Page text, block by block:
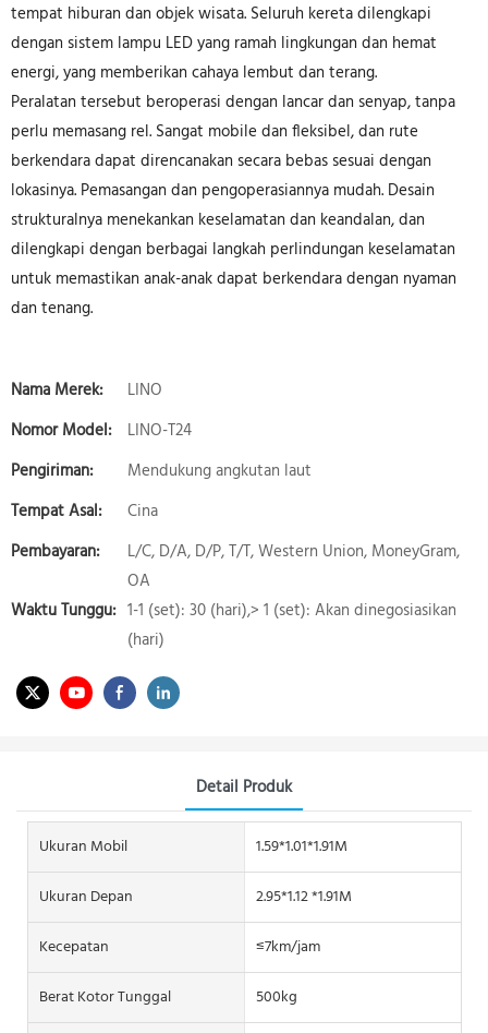
tempat hiburan dan objek wisata. Seluruh kereta dilengkapi
dengan sistem lampu LED yang ramah lingkungan dan hemat
energi, yang memberikan cahaya lembut dan terang.
Peralatan tersebut beroperasi dengan lancar dan senyap, tanpa
perlu memasang rel. Sangat mobile dan fleksibel, dan rute
berkendara dapat direncanakan secara bebas sesuai dengan
lokasinya. Pemasangan dan pengoperasiannya mudah. Desain
strukturalnya menekankan keselamatan dan keandalan, dan
dilengkapi dengan berbagai langkah perlindungan keselamatan
untuk memastikan anak-anak dapat berkendara dengan nyaman
dan tenang.
Nama Merek:
LINO
Nomor Model:
LINO-T24
Pengiriman:
Mendukung angkutan laut
Tempat Asal:
Cina
Pembayaran:
L/C, D/A, D/P, T/T, Western Union, MoneyGram,
OA
Waktu Tunggu: 1-1 (set): 30 (hari),> 1 (set): Akan dinegosiasikan
(hari)
Detail Produk
Ukuran Mobil
1.59*1.01*1.91M
Ukuran Depan
2.95*1.12 *1.91M
Kecepatan
≤7km/jam
Berat Kotor Tunggal
500kg